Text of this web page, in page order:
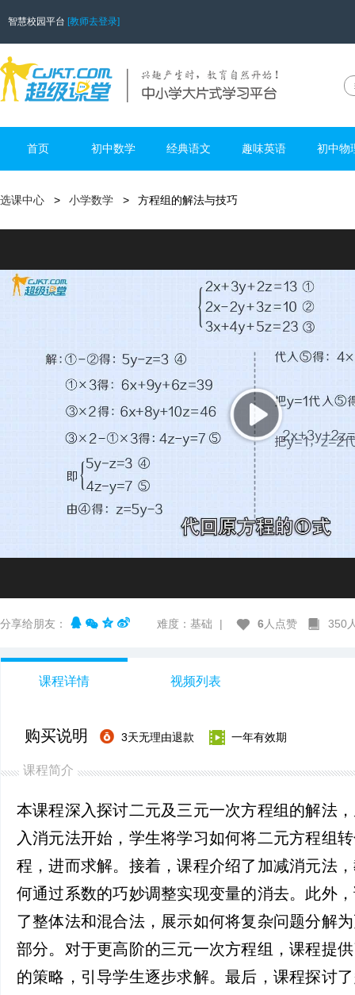
智慧校园平台 [教师去登录]
首页 初中数学 经典语文 趣味英语 初中物
选课中心 小学数学 方程组的解法与技巧
分享给朋友： 难度：基础 | 6人点赞 350
课程详情 视频列表
购买说明 3天无理由退款 一年有效期
课程简介
本课程深入探讨二元及三元一次方程组的解法
入消元法开始，学生将学习如何将二元方程组
程，进而求解。接着，课程介绍了加减消元法
何通过系数的巧妙调整实现变量的消去。此外
了整体法和混合法，展示如何将复杂问题分解
部分。对于更高阶的三元一次方程组，课程提
的策略，引导学生逐步求解。最后，课程探讨